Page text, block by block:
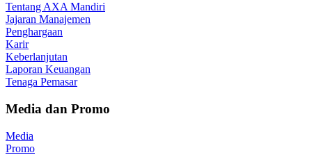
Tentang AXA Mandiri
Jajaran Manajemen
Penghargaan
Karir
Keberlanjutan
Laporan Keuangan
Tenaga Pemasar
Media dan Promo
Media
Promo